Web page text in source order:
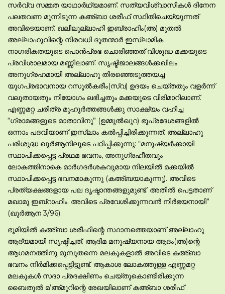
സര്‍വ്വ സമ്മത യാഥാര്‍ഥ്യമാണ്. സത്യവിശ്വാസികള്‍ ദിനേന
പലതവണ മുന്നിടുന്ന കഅ്ബാ ശരീഫ് സ്ഥിതിചെയ്യുന്നത്
അവിടെയാണ്. ഖലീലുല്ലാഹി ഇബ്രാഹിം(അ) മുതല്‍
അല്ലാഹുവിന്റെ നിരവധി ദൂതന്മാര്‍ ഇസ്ലാമിക
നാഗരികതയുടെ പൊന്‍പ്രഭ ചൊരിഞ്ഞത് വിശുദ്ധ മക്കയുടെ
പ്രവിശാലമായ മണ്ണിലാണ്. സൃഷ്ടിജാലങ്ങള്‍ക്കഖിലം
അനുഗ്രഹമായി അല്ലാഹു തിരഞ്ഞെടുത്തയച്ച
യുഗപ്രഭാവനായ റസൂല്‍കരീം(സ്വ) ഉദയം ചെയ്തതും വളര്‍ന്ന്
വലുതായതും നിയോഗം ലഭിച്ചതും മക്കയുടെ വിരിമാറിലാണ്.
എണ്ണമറ്റ ചരിത്ര മുഹൂര്‍ത്തങ്ങള്‍ക്കു സാക്ഷ്യം വഹിച്ച
“ഗ്രാമങ്ങളുടെ മാതാവിനു” (ഉമ്മുല്‍ഖുറ) ഭൂപ്രദേശങ്ങളില്‍
ഒന്നാം പദവിയാണ് ഇസ്ലാം കല്‍പ്പിച്ചിരിക്കുന്നത്. അല്ലാഹു
പരിശുദ്ധ ഖുര്‍ആനിലൂടെ പഠിപ്പിക്കുന്നു: “മനുഷ്യര്‍ക്കായി
സ്ഥാപിക്കപ്പെട്ട പ്രഥമ ഭവനം, അനുഗ്രഹീതവും
ലോകത്തിനാകെ മാര്‍ഗദര്‍ശകവുമായ നിലയില്‍ മക്കയില്‍
സ്ഥാപിക്കപ്പെട്ട ഭവനമാകുന്നു (കഅ്ബയാകുന്നു). അവിടെ
പ്രത്യക്ഷങ്ങളായ പല ദൃഷ്ടാന്തങ്ങളുമുണ്ട്. അതില്‍ പെട്ടതാണ്
മഖാമു ഇബ്റാഹിം. അവിടെ പ്രവേശിക്കുന്നവന്‍ നിര്‍ഭയനായി”
(ഖുര്‍ആന 3/96).
ഭൂമിയില്‍ കഅ്ബാ ശരീഫിന്റെ സ്ഥാനത്തെയാണ് അല്ലാഹു
ആദ്യമായി സൃഷ്ടിച്ചത്. ആദിമ മനുഷ്യനായ ആദം(അ)ന്റെ
ആഗമനത്തിനു മുമ്പുതന്നെ മലകുകളാല്‍ അവിടെ കഅ്ബാ
ഭവനം നിര്‍മിക്കപ്പെട്ടിട്ടുണ്ട്. ആകാശ ലോകത്തുള്ള എണ്ണമറ്റ
മലകുകള്‍ സദാ പ്രദക്ഷിണം ചെയ്തുകൊണ്ടിരിക്കുന്ന
ബൈതുല്‍ മ’അ്മൂറിന്റെ രേഖയിലാണ് കഅ്ബാ ശരീഫ്